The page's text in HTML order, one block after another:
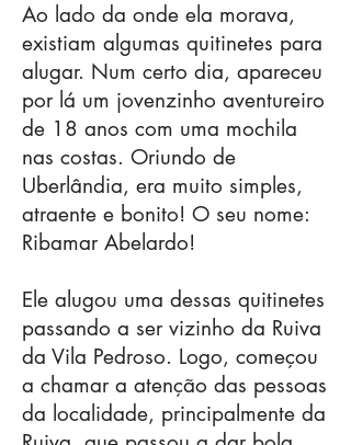
Ao lado da onde ela morava,
existiam algumas quitinetes para
alugar. Num certo dia, apareceu
por lá um jovenzinho aventureiro
de 18 anos com uma mochila
nas costas. Oriundo de
Uberlândia, era muito simples,
atraente e bonito! O seu nome:
Ribamar Abelardo!
Ele alugou uma dessas quitinetes
passando a ser vizinho da Ruiva
da Vila Pedroso. Logo, começou
a chamar a atenção das pessoas
da localidade, principalmente da